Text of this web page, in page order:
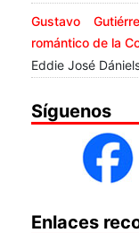
Gustavo
romántico de la
Eddie José
Síguenos
Enlaces